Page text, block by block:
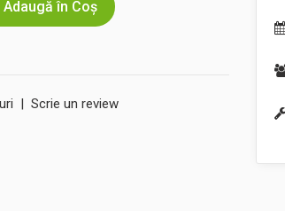
Adaugă în Coş
| Scrie un review